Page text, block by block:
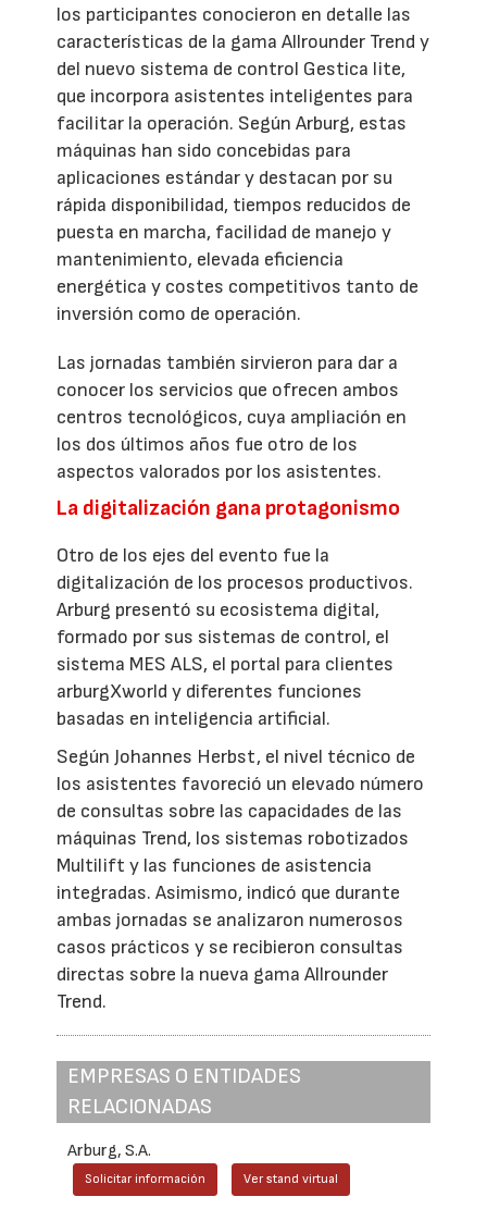
los participantes conocieron en detalle las
características de la gama Allrounder Trend y
del nuevo sistema de control Gestica lite,
que incorpora asistentes inteligentes para
facilitar la operación. Según Arburg, estas
máquinas han sido concebidas para
aplicaciones estándar y destacan por su
rápida disponibilidad, tiempos reducidos de
puesta en marcha, facilidad de manejo y
mantenimiento, elevada eficiencia
energética y costes competitivos tanto de
inversión como de operación.
Las jornadas también sirvieron para dar a
conocer los servicios que ofrecen ambos
centros tecnológicos, cuya ampliación en
los dos últimos años fue otro de los
aspectos valorados por los asistentes.
La digitalización gana protagonismo
Otro de los ejes del evento fue la
digitalización de los procesos productivos.
Arburg presentó su ecosistema digital,
formado por sus sistemas de control, el
sistema MES ALS, el portal para clientes
arburgXworld y diferentes funciones
basadas en inteligencia artificial.
Según Johannes Herbst, el nivel técnico de
los asistentes favoreció un elevado número
de consultas sobre las capacidades de las
máquinas Trend, los sistemas robotizados
Multilift y las funciones de asistencia
integradas. Asimismo, indicó que durante
ambas jornadas se analizaron numerosos
casos prácticos y se recibieron consultas
directas sobre la nueva gama Allrounder
Trend.
EMPRESAS O ENTIDADES
RELACIONADAS
Arburg, S.A.
Solicitar información Ver stand virtual